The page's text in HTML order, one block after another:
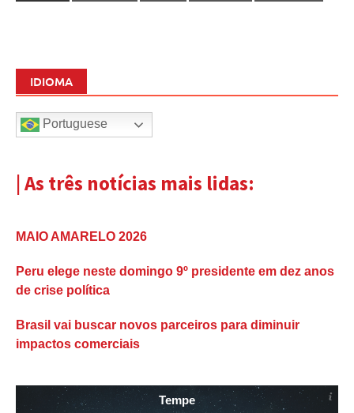
IDIOMA
Portuguese
| As três notícias mais lidas:
MAIO AMARELO 2026
Peru elege neste domingo 9º presidente em dez anos
de crise política
Brasil vai buscar novos parceiros para diminuir
impactos comerciais
Tempe